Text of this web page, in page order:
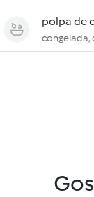
polpa de
congelada,